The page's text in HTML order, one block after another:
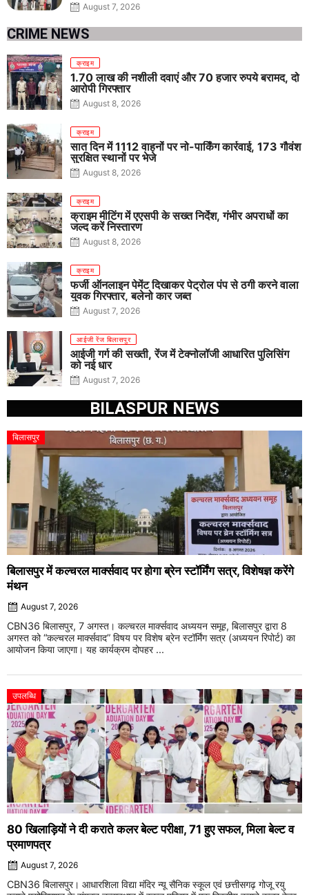
August 7, 2026
CRIME NEWS
क्राइम
1.70 लाख की नशीली दवाएं और 70 हजार रुपये बरामद, दो
आरोपी गिरफ्तार
August 8, 2026
क्राइम
सात दिन में 1112 वाहनों पर नो-पार्किंग कार्रवाई, 173 गौवंश
सुरक्षित स्थानों पर भेजे
August 8, 2026
क्राइम
क्राइम मीटिंग में एएसपी के सख्त निर्देश, गंभीर अपराधों का
जल्द करें निस्तारण
August 8, 2026
क्राइम
फर्जी ऑनलाइन पेमेंट दिखाकर पेट्रोल पंप से ठगी करने वाला
युवक गिरफ्तार, बलेनो कार जब्त
August 7, 2026
आईजी रेंज बिलासपुर
आईजी गर्ग की सख्ती, रेंज में टेक्नोलॉजी आधारित पुलिसिंग
को नई धार
August 7, 2026
BILASPUR NEWS
बिलासपुर
बिलासपुर में कल्चरल मार्क्सवाद पर होगा ब्रेन स्टॉर्मिंग सत्र, विशेषज्ञ करेंगे
मंथन
August 7, 2026
CBN36 बिलासपुर, 7 अगस्त। कल्चरल मार्क्सवाद अध्ययन समूह, बिलासपुर द्वारा 8
अगस्त को “कल्चरल मार्क्सवाद” विषय पर विशेष ब्रेन स्टॉर्मिंग सत्र (अध्ययन रिपोर्ट) का
आयोजन किया जाएगा। यह कार्यक्रम दोपहर ...
उपलब्धि
80 खिलाड़ियों ने दी कराते कलर बेल्ट परीक्षा, 71 हुए सफल, मिला बेल्ट व
प्रमाणपत्र
August 7, 2026
CBN36 बिलासपुर। आधारशिला विद्या मंदिर न्यू सैनिक स्कूल एवं छत्तीसगढ़ गोजू रयु